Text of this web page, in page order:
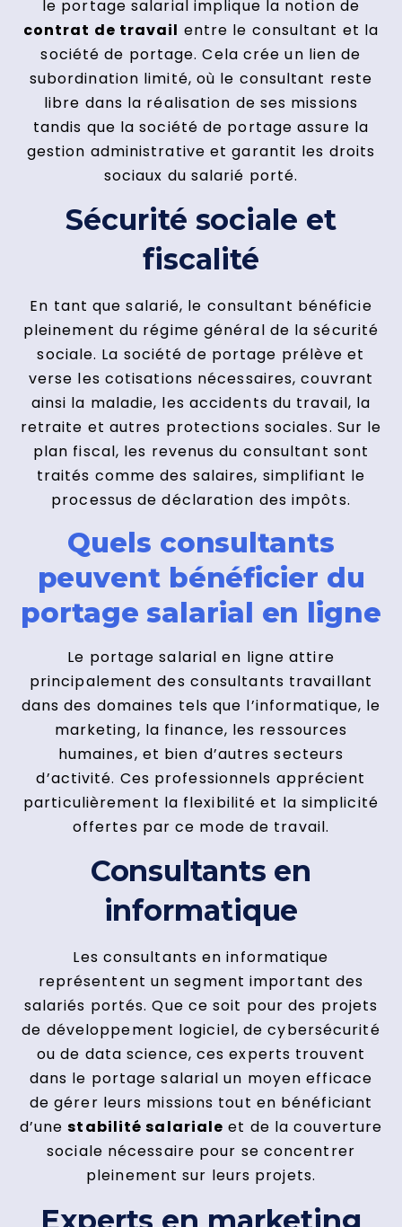
le portage salarial implique la notion de
contrat de travail entre le consultant et la
société de portage. Cela crée un lien de
subordination limité, où le consultant reste
libre dans la réalisation de ses missions
tandis que la société de portage assure la
gestion administrative et garantit les droits
sociaux du salarié porté.
Sécurité sociale et
fiscalité
En tant que salarié, le consultant bénéficie
pleinement du régime général de la sécurité
sociale. La société de portage prélève et
verse les cotisations nécessaires, couvrant
ainsi la maladie, les accidents du travail, la
retraite et autres protections sociales. Sur le
plan fiscal, les revenus du consultant sont
traités comme des salaires, simplifiant le
processus de déclaration des impôts.
Quels consultants
peuvent bénéficier du
portage salarial en ligne
Le portage salarial en ligne attire
principalement des consultants travaillant
dans des domaines tels que l’informatique, le
marketing, la finance, les ressources
humaines, et bien d’autres secteurs
d’activité. Ces professionnels apprécient
particulièrement la flexibilité et la simplicité
offertes par ce mode de travail.
Consultants en
informatique
Les consultants en informatique
représentent un segment important des
salariés portés. Que ce soit pour des projets
de développement logiciel, de cybersécurité
ou de data science, ces experts trouvent
dans le portage salarial un moyen efficace
de gérer leurs missions tout en bénéficiant
d’unestabilité salariale et de la couverture
sociale nécessaire pour se concentrer
pleinement sur leurs projets.
Experts en marketing